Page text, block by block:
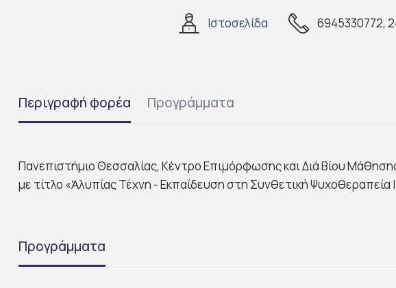
Ιστοσελίδα 6945330772,
Περιγραφή φορέα Προγράμματα
Πανεπιστήμιο Θεσσαλίας, Κέντρο Επιμόρφωσης και Διά Βίου
με τίτλο «Ἀλυπίας Τέχνη - Εκπαίδευση στη Συνθετική Ψυχοθεραπεία
Προγράμματα